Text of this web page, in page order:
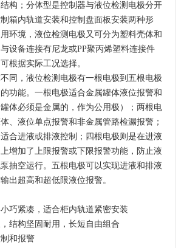
构；分体型是控制器与液位检测电极分开
箱内轨道安装和控制盘面板安装两种形
环境，液位检测电极又可分为塑料壳体和
设备连接有尼龙或PP聚丙烯塑料连接件
根据实际工况选择。
同，液位检测电极有一根电极到五根电极
功能。一根电极适合金属罐体液位报警和
体必须是金属的，作为公用极）；两根电
、液位单点报警和非金属管路检漏报警；
合进液或排液控制；四根电极则是在进液
增加了上限报警或下限报警功能，防止液
抽空运行。五根电极可以实现进液和排液
出超高和超低限液位报警。
巧紧凑，适合柜内轨道紧密安装
结构坚固耐用，长短自由组合
和报警